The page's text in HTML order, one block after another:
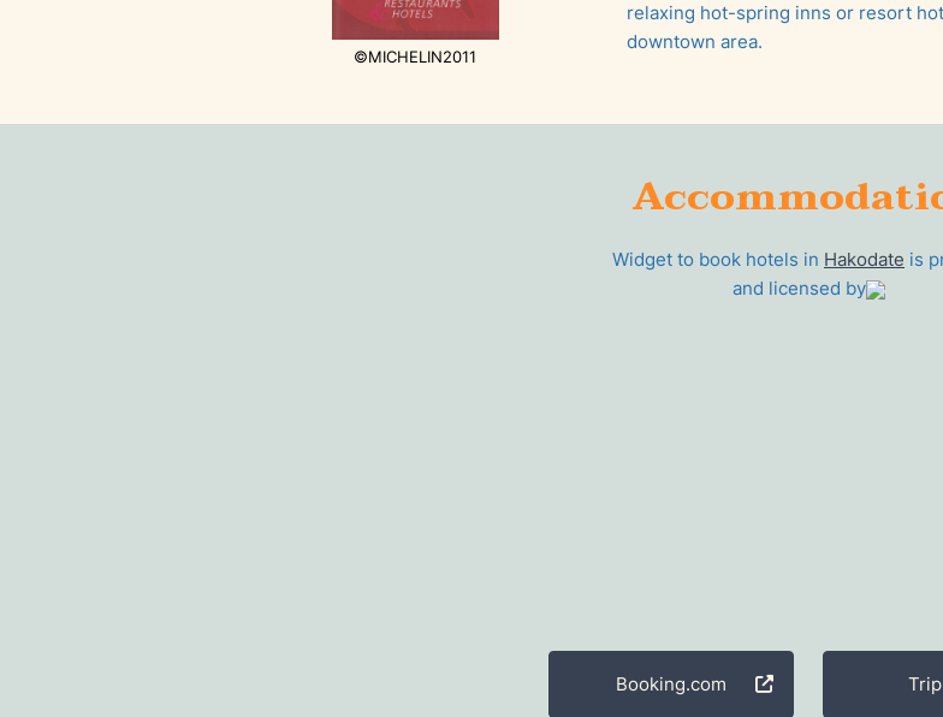
©MICHELIN2011
relaxing hot-spring inns or resort
downtown area.
Widget to book hotels in Hakodate is
and licensed by
Booking.com